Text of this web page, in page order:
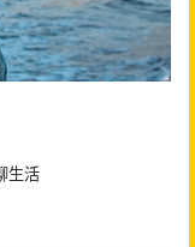
生活